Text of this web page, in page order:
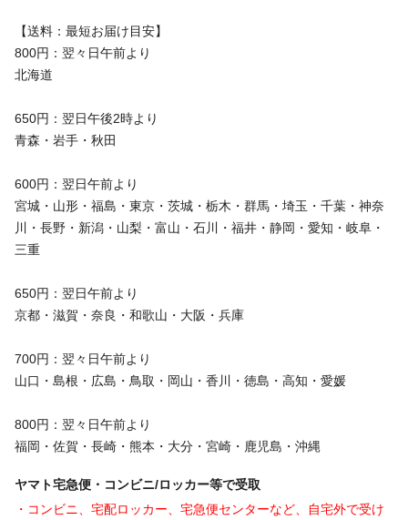
【送料：最短お届け目安】
800円：翌々日午前より
北海道
650円：翌日午後2時より
青森・岩手・秋田
600円：翌日午前より
宮城・山形・福島・東京・茨城・栃木・群馬・埼玉・千葉・神奈
川・長野・新潟・山梨・富山・石川・福井・静岡・愛知・岐阜・
三重
650円：翌日午前より
京都・滋賀・奈良・和歌山・大阪・兵庫
700円：翌々日午前より
山口・島根・広島・鳥取・岡山・香川・徳島・高知・愛媛
800円：翌々日午前より
福岡・佐賀・長崎・熊本・大分・宮崎・鹿児島・沖縄
ヤマト宅急便・コンビニ/ロッカー等で受取
・コンビニ、宅配ロッカー、宅急便センターなど、自宅外で受け